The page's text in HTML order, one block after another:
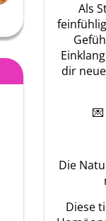
Ayke
Als
dir
💌
Die
Diese